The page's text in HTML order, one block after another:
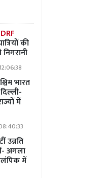
की
भारत
में
उन्नति
अगला
में